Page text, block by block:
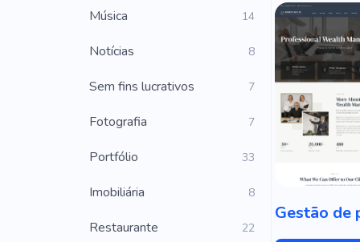
Música 14
Notícias 8
Sem fins lucrativos 7
Fotografia 7
Portfólio 33
Imobiliária 8
Restaurante 22